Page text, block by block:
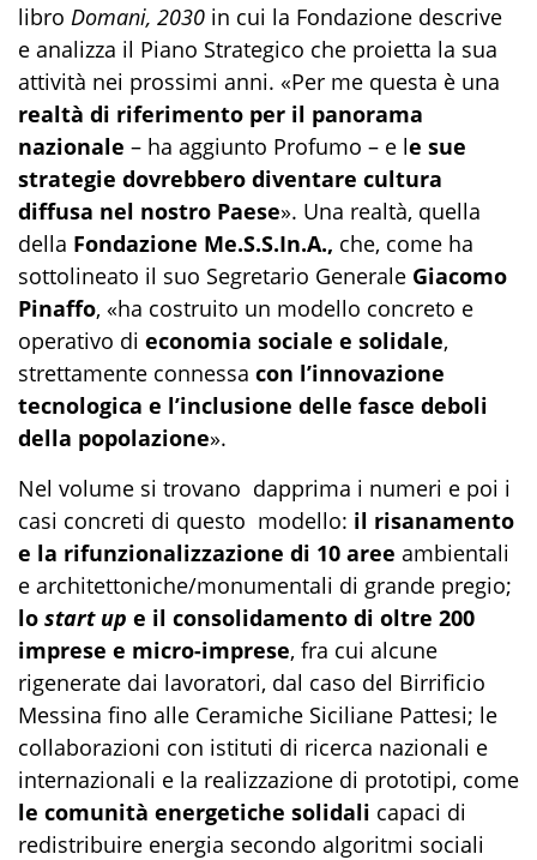
libro Domani, 2030 in cui la Fondazione descrive
e analizza il Piano Strategico che proietta la sua
attività nei prossimi anni. «Per me questa è una
realtà di riferimento per il panorama
nazionale – ha aggiunto Profumo – e le sue
strategie dovrebbero diventare cultura
diffusa nel nostro Paese». Una realtà, quella
della Fondazione Me.S.S.In.A., che, come ha
sottolineato il suo Segretario Generale Giacomo
Pinaffo, «ha costruito un modello concreto e
operativo di economia sociale e solidale,
strettamente connessa con l’innovazione
tecnologica e l’inclusione delle fasce deboli
della popolazione».
Nel volume si trovano dapprima i numeri e poi i
casi concreti di questo modello: il risanamento
e la rifunzionalizzazione di 10 aree ambientali
e architettoniche/monumentali di grande pregio;
lo start up e il consolidamento di oltre 200
imprese e micro-imprese, fra cui alcune
rigenerate dai lavoratori, dal caso del Birrificio
Messina fino alle Ceramiche Siciliane Pattesi; le
collaborazioni con istituti di ricerca nazionali e
internazionali e la realizzazione di prototipi, come
le comunità energetiche solidali capaci di
redistribuire energia secondo algoritmi sociali